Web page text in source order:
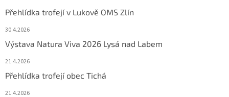
Přehlídka trofejí v Lukově OMS Zlín
30.4.2026
Výstava Natura Viva 2026 Lysá nad Labem
21.4.2026
Přehlídka trofejí obec Tichá
21.4.2026